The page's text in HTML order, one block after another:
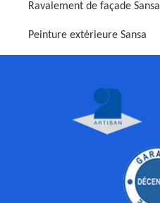
Ravalement de façade Sansa
Peinture extérieure Sansa